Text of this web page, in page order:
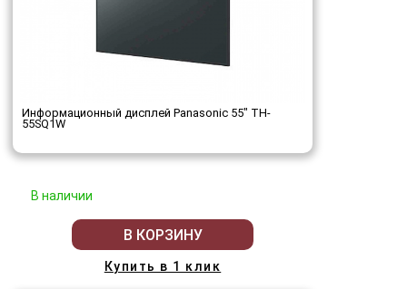
Информационный дисплей Panasonic 55" TH-
55SQ1W
В наличии
В КОРЗИНУ
Купить в 1 клик